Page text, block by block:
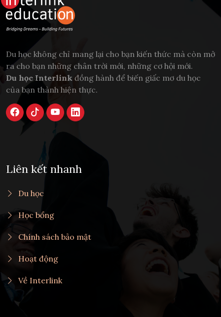
Du học không chỉ mang lại cho bạn kiến thức mà còn mở
ra cho bạn những chân trời mới, những cơ hội mới.
Du học Interlink đồng hành để biến giấc mơ du học
của bạn thành hiện thực.
Liên kết nhanh
Du học
Học bổng
Chính sách bảo mật
Hoạt động
Về Interlink